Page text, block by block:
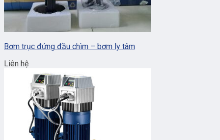
Bơm trục đứng đầu chìm – bơm ly tâm
Liên hệ